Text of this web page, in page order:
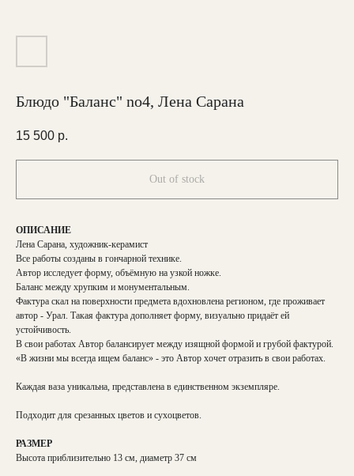
Блюдо "Баланс" no4, Лена Сарана
15 500 р.
Out of stock
ОПИСАНИЕ
Лена Сарана, художник-керамист
Все работы созданы в гончарной технике.
Автор исследует форму, объёмную на узкой ножке.
Баланс между хрупким и монументальным.
Фактура скал на поверхности предмета вдохновлена регионом, где проживает
автор - Урал. Такая фактура дополняет форму, визуально придаёт ей
устойчивость.
В свои работах Автор балансирует между изящной формой и грубой фактурой.
«В жизни мы всегда ищем баланс» - это Автор хочет отразить в свои работах.
Каждая ваза уникальна, представлена в единственном экземпляре.
Подходит для срезанных цветов и сухоцветов.
РАЗМЕР
Высота приблизительно 13 см, диаметр 37 см